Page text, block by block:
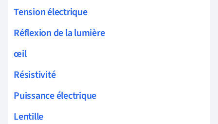
Tension électrique
Réflexion de la lumière
œil
Résistivité
Puissance électrique
Lentille